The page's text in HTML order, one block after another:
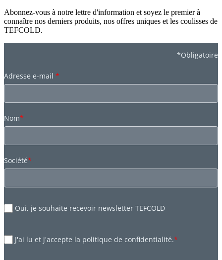
Abonnez-vous à notre lettre d'information et soyez le premier à
connaître nos derniers produits, nos offres uniques et les coulisses de
TEFCOLD.
*Obligatoire
Adresse e-mail *
Nom*
Société*
Oui, je souhaite recevoir newsletter TEFCOLD
J'ai lu et j'accepte la politique de confidentialité.*